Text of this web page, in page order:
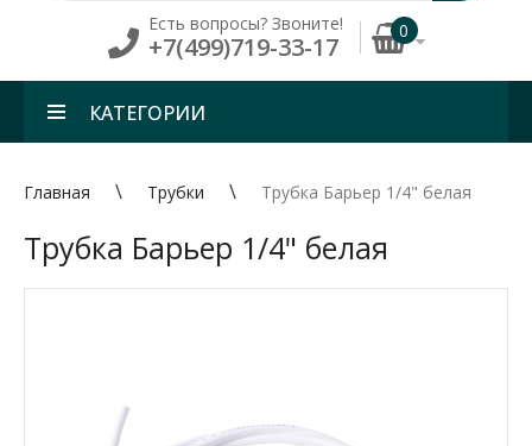
Есть вопросы? Звоните!
+7(499)719-33-17
0
КАТЕГОРИИ
Главная Трубки Трубка Барьер 1/4" белая
Трубка Барьер 1/4" белая